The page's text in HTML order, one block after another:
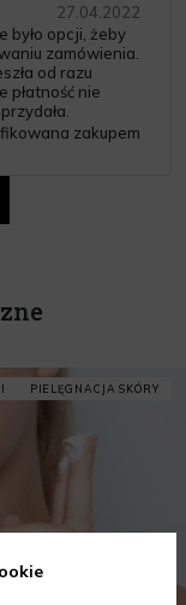
27.04.2022
było opcji, żeby
zamówienia.
od razu
płatność nie
zakupem
PIELĘGNACJA SKÓRY